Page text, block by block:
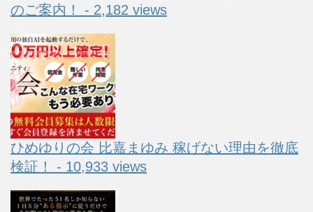
のご案内！ - 2,182 views
ひめゆりの会 比嘉まゆみ 稼げない理由を徹底
検証！ - 10,933 views